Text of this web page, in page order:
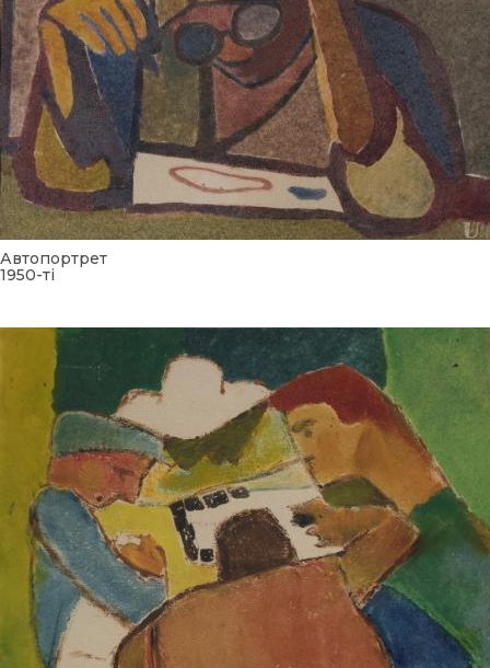
Автопортрет
1950-ті